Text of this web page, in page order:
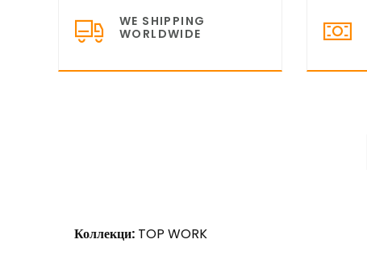
WE SHIPPING
WORLDWIDE
Коллекци: TOP WORK